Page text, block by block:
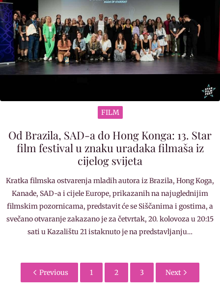
FILM
Od Brazila, SAD-a do Hong Konga: 13. Star
film festival u znaku uradaka filmaša iz
cijelog svijeta
Kratka filmska ostvarenja mladih autora iz Brazila, Hong Koga,
Kanade, SAD-a i cijele Europe, prikazanih na najuglednijim
filmskim pozornicama, predstavit će se Siščanima i gostima, a
svečano otvaranje zakazano je za četvrtak, 20. kolovoza u 20:15
sati u Kazalištu 21 istaknuto je na predstavljanju…
Previous 1 2 3 Next